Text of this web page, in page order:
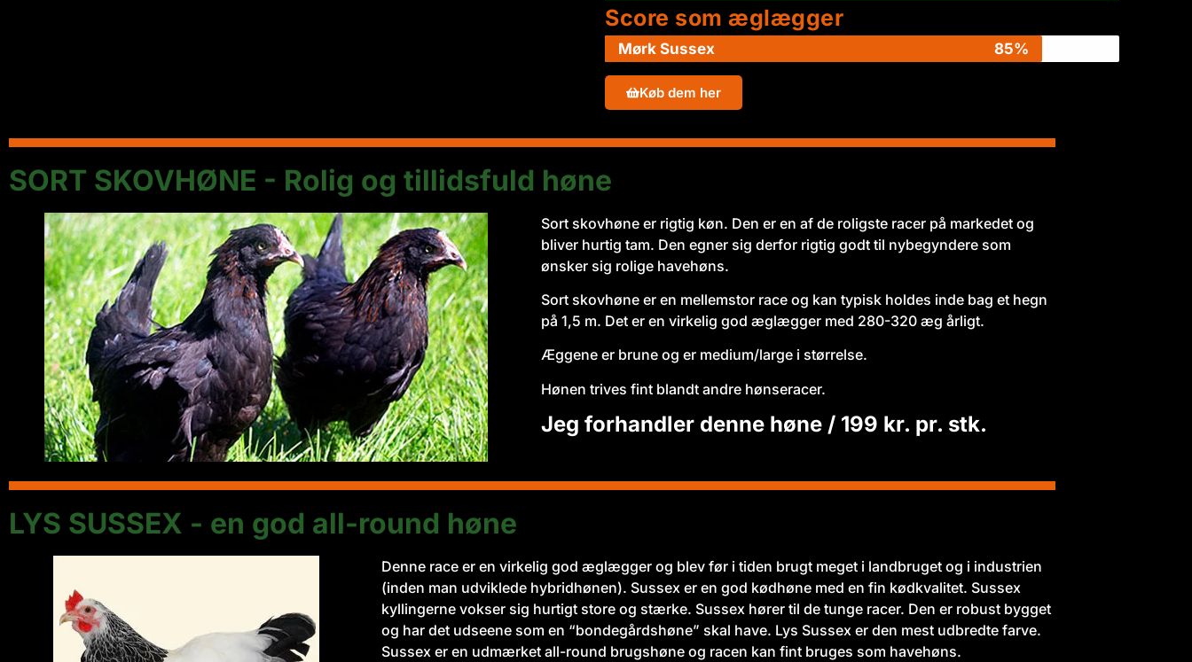
Score som æglægger
Mørk Sussex 85%
Køb dem her
SORT SKOVHØNE - Rolig og tillidsfuld høne
Sort skovhøne er rigtig køn. Den er en af de roligste racer på markedet og
bliver hurtig tam. Den egner sig derfor rigtig godt til nybegyndere som
ønsker sig rolige havehøns.
Sort skovhøne er en mellemstor race og kan typisk holdes inde bag et hegn
på 1,5 m. Det er en virkelig god æglægger med 280-320 æg årligt.
Æggene er brune og er medium/large i størrelse.
Hønen trives fint blandt andre hønseracer.
Jeg forhandler denne høne / 199 kr. pr. stk.
LYS SUSSEX - en god all-round høne
Denne race er en virkelig god æglægger og blev før i tiden brugt meget i landbruget og i industrien
(inden man udviklede hybridhønen). Sussex er en god kødhøne med en fin kødkvalitet. Sussex
kyllingerne vokser sig hurtigt store og stærke. Sussex hører til de tunge racer. Den er robust bygget
og har det udseene som en “bondegårdshøne” skal have. Lys Sussex er den mest udbredte farve.
Sussex er en udmærket all-round brugshøne og racen kan fint bruges som havehøns.